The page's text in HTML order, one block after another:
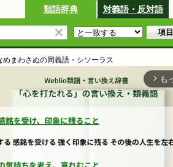
類語辞典 対義語・反対語
めまわさぬの同義語・シソーラス
arrow_forward_ios も